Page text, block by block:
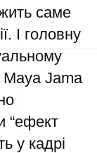
саме
І головну
Jama
“ефект
у кадрі